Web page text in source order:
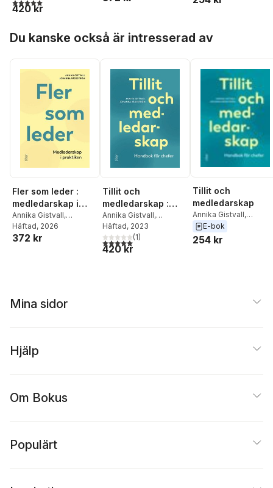
420 kr
Du kanske också är intresserad av
Fler som leder :
medledarskap i
praktiken
Annika Gistvall,
Johanna Rådeström
Häftad, 2026
372 kr
Tillit och
medledarskap :
handbok för chefer
Annika Gistvall,
Johanna Rådeström
Häftad, 2023
5,0utav 5 stjärnor. Totalt antal röster:
(1)
420 kr
Tillit och
medledarskap
Annika Gistvall,
Johanna Rådeström
E-bok
254 kr
Mina sidor
Hjälp
Om Bokus
Populärt